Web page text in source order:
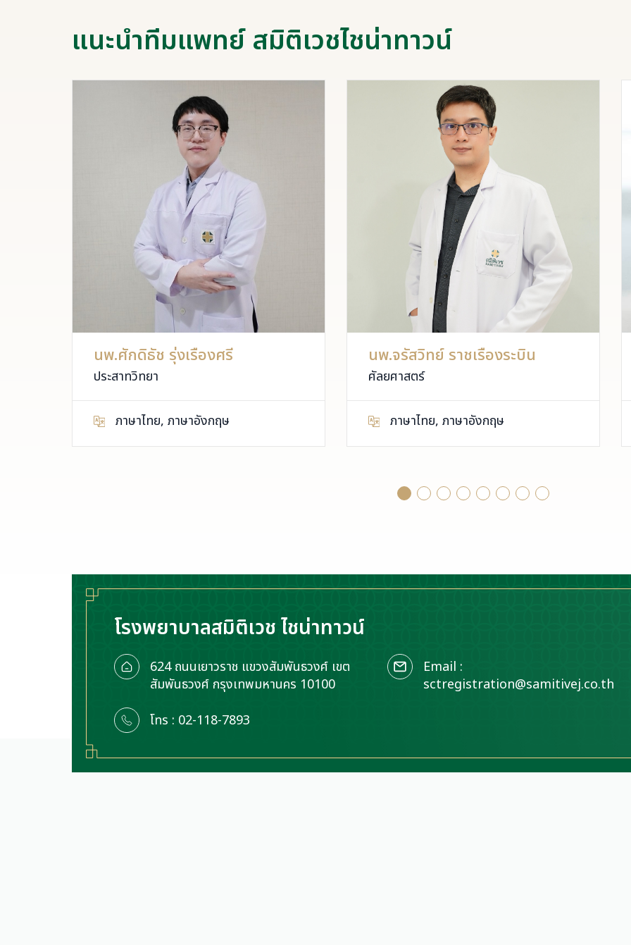
แนะนำทีมแพทย์ สมิติเวชไชน่าทาวน์
นพ.ศักดิธัช รุ่งเรืองศรี
ประสาทวิทยา
ภาษาไทย, ภาษาอังกฤษ
นพ.จรัสวิทย์ ราชเรืองระบิน
ศัลยศาสตร์
ภาษาไทย, ภาษาอังกฤษ
โรงพยาบาลสมิติเวช ไชน่าทาวน์
624 ถนนเยาวราช แขวงสัมพันธวงศ์ เขต
สัมพันธวงศ์ กรุงเทพมหานคร 10100
Email :
sctregistration@samitivej.co.th
โทร : 02-118-7893